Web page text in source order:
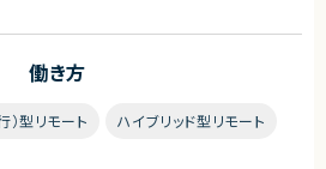
働き方
）型リモート ハイブリッド型リモート